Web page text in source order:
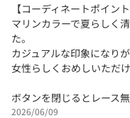
【コーディネートポイント
マリンカラーで夏らしく
た。
カジュアルな印象になり
女性らしくおめしいただけ
ボタンを閉じるとレース
2026/06/09